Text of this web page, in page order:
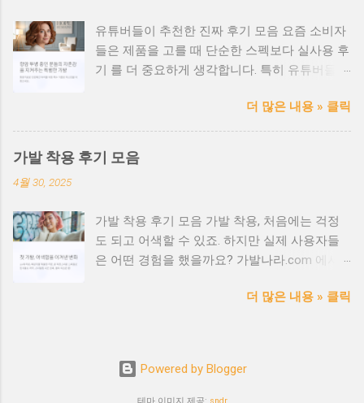
전문센터의 장점 ✅ 전문 의료진과 협업하여 안
전성 검증 완료 ✅ 민감성 피부 전용 안감 및 무
봉제 처리 ✅ 환자 상태에 맞춘 사이즈 맞춤 서
항암가발 선택 시 체크포인트 ✔ 소재가 인체 무
해한 인증을 받았는지 확인 ✔ 내피 소재가 부드
럽고 통기성이 좋은지 ✔ 두피 자극이 없는 가공
같은 직관적인 도메인을 사용하면 환자와 가족
들에게 신뢰를 주고 빠르게 정보 접근이 가능해
집니다. 병원/센터/쇼핑몰과 연계한 브랜드 구
축에도 큰 도움이 됩니다. 의료용 가발은 이런
을 원하는 분 도움이 필요하신가요? 📞 전문 상
유튜버들이 추천한 진짜 후기 모음 요즘 소비자
들은 제품을 고를 때 단순한 스펙보다 실사용 후
기 를 더 중요하게 생각합니다. 특히 유튜버들의
설득력 이 높죠. 가발, 탈모 케어, 헤어 제품 등
다양한 분야에서 실제 유튜버들이 추천한 후기
를 모아봤습니다. 지금 어떤 제품이 인기 있고,
어떤 점이 좋았는지 확인해보세요. 🎥 인기 유튜
B - “평소 스타일링하기 좋은 컬러와 가벼운 착
용감에 감탄했어요.” 탈모 정보 유튜버 C - “항암
치료 중 사용했는데, 두피에 부담이 없어 좋았습
고, AS도 잘되어 만족스러워요.” 📌 유튜버들이
러와 스타일 선택 가능 ✅ 민감성 두피도 문제
없는 내피 구조 ✅ 교환/반품 정책이 친절해서
더 많은 내용 » 클릭
가발 착용 후기 모음
4월 30, 2025
가발 착용 후기 모음 가발 착용, 처음에는 걱정
도 되고 어색할 수 있죠. 하지만 실제 사용자들
은 어떤 경험을 했을까요? 가발나라.com 에서
션가발 후기 "SNS에서 본 핑크빛 웨이브 가발을
도 줄고, 사진 찍을 맛이 납니다!" 💇 40대 남성 /
탈모 커버용 가발 후기 "탈모가 진행되면서 외출
이 꺼려졌는데, 이 가발 덕분에 자신감이 생겼습
더 많은 내용 » 클릭
Powered by Blogger